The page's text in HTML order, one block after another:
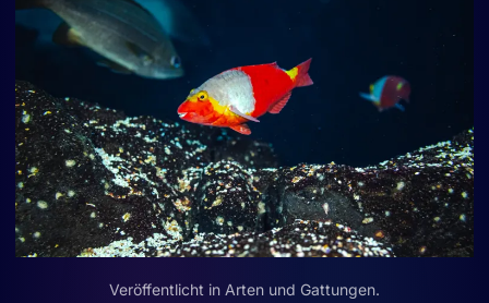
Veröffentlicht in Arten und Gattungen.